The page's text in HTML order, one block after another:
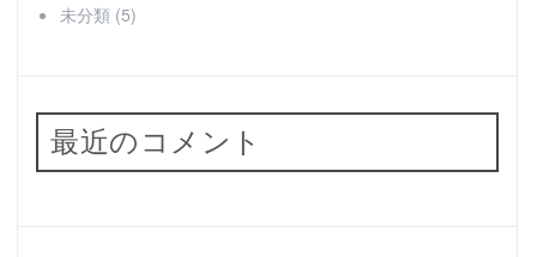
未分類 (5)
最近のコメント